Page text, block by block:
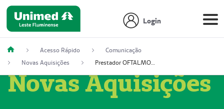
Login
Acesso Rápido
Comunicação
Novas Aquisições
Prestador OFTALMOCLÍNICA SÃO GONÇALO (55004164-2)
Novas Aquisições